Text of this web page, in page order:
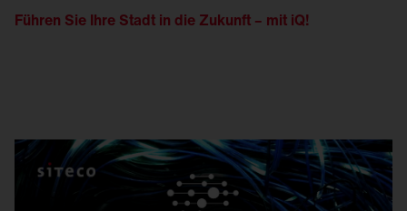
Führen Sie Ihre Stadt in die Zukunft – mit iQ!